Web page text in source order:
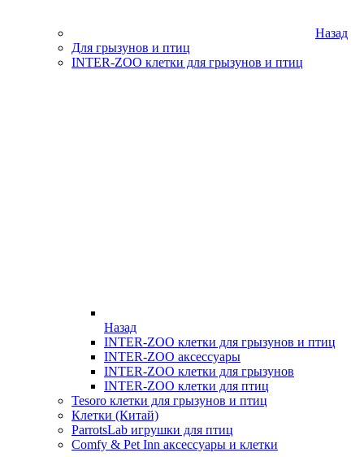
Назад
Для грызунов и птиц
INTER-ZOO клетки для грызунов и птиц
Назад
INTER-ZOO клетки для грызунов и птиц
INTER-ZOO аксессуары
INTER-ZOO клетки для грызунов
INTER-ZOO клетки для птиц
Tesoro клетки для грызунов и птиц
Клетки (Китай)
ParrotsLab игрушки для птиц
Comfy & Pet Inn аксессуары и клетки